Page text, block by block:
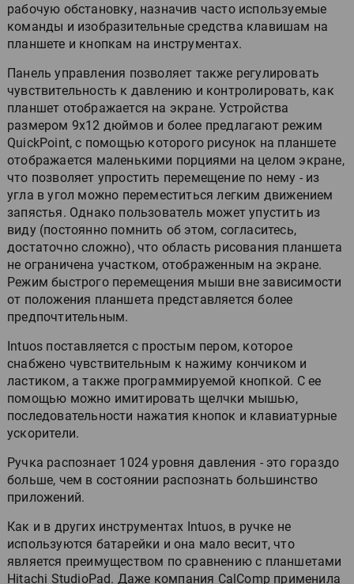
рабочую обстановку, назначив часто используемые
команды и изобразительные средства клавишам на
планшете и кнопкам на инструментах.
Панель управления позволяет также регулировать
чувствительность к давлению и контролировать, как
планшет отображается на экране. Устройства
размером 9х12 дюймов и более предлагают режим
QuickPoint, с помощью которого рисунок на планшете
отображается маленькими порциями на целом экране,
что позволяет упростить перемещение по нему - из
угла в угол можно переместиться легким движением
запястья. Однако пользователь может упустить из
виду (постоянно помнить об этом, согласитесь,
достаточно сложно), что область рисования планшета
не ограничена участком, отображенным на экране.
Режим быстрого перемещения мыши вне зависимости
от положения планшета представляется более
предпочтительным.
Intuos поставляется с простым пером, которое
снабжено чувствительным к нажиму кончиком и
ластиком, а также программируемой кнопкой. С ее
помощью можно имитировать щелчки мышью,
последовательности нажатия кнопок и клавиатурные
ускорители.
Ручка распознает 1024 уровня давления - это гораздо
больше, чем в состоянии распознать большинство
приложений.
Как и в других инструментах Intuos, в ручке не
используются батарейки и она мало весит, что
является преимуществом по сравнению с планшетами
Hitachi StudioPad. Даже компания CalComp применила